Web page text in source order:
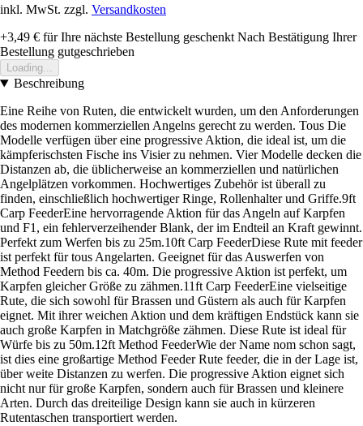
inkl. MwSt. zzgl. Versandkosten
+3,49 € für Ihre nächste Bestellung geschenkt Nach Bestätigung Ihrer
Bestellung gutgeschrieben
Loading...
Beschreibung
Eine Reihe von Ruten, die entwickelt wurden, um den Anforderungen
des modernen kommerziellen Angelns gerecht zu werden. Tous Die
Modelle verfügen über eine progressive Aktion, die ideal ist, um die
kämpferischsten Fische ins Visier zu nehmen. Vier Modelle decken die
Distanzen ab, die üblicherweise an kommerziellen und natürlichen
Angelplätzen vorkommen. Hochwertiges Zubehör ist überall zu
finden, einschließlich hochwertiger Ringe, Rollenhalter und Griffe.9ft
Carp FeederEine hervorragende Aktion für das Angeln auf Karpfen
und F1, ein fehlerverzeihender Blank, der im Endteil an Kraft gewinnt.
Perfekt zum Werfen bis zu 25m.10ft Carp FeederDiese Rute mit feeder
ist perfekt für tous Angelarten. Geeignet für das Auswerfen von
Method Feedern bis ca. 40m. Die progressive Aktion ist perfekt, um
Karpfen gleicher Größe zu zähmen.11ft Carp FeederEine vielseitige
Rute, die sich sowohl für Brassen und Güstern als auch für Karpfen
eignet. Mit ihrer weichen Aktion und dem kräftigen Endstück kann sie
auch große Karpfen in Matchgröße zähmen. Diese Rute ist ideal für
Würfe bis zu 50m.12ft Method FeederWie der Name nom schon sagt,
ist dies eine großartige Method Feeder Rute feeder, die in der Lage ist,
über weite Distanzen zu werfen. Die progressive Aktion eignet sich
nicht nur für große Karpfen, sondern auch für Brassen und kleinere
Arten. Durch das dreiteilige Design kann sie auch in kürzeren
Rutentaschen transportiert werden.